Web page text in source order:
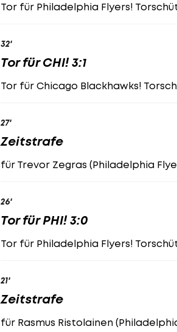
Tor für Philadelphia Flyers!
32'
Tor für CHI! 3:1
Tor für Chicago Blackhawks!
27'
Zeitstrafe
für Trevor Zegras (Philadelphia
26'
Tor für PHI! 3:0
Tor für Philadelphia Flyers!
21'
Zeitstrafe
für Rasmus Ristolainen